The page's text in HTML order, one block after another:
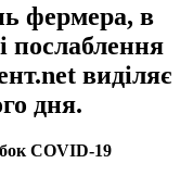
фермера, в
послаблення
виділяє
дня.
COVID-19